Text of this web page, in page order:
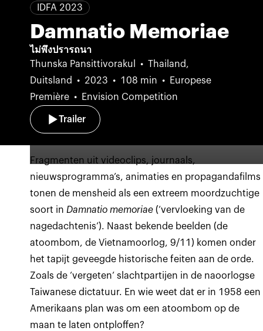
IDFA 2023
Damnatio Memoriae
ไม่พึงปรารถนา
Thunska Pansittivorakul
Thailand,
Duitsland
2023 108 min
Europese
Première
Envision Competition
Trailer
Fragmenten uit videoclips, journaals,
nieuwsprogramma’s, animaties en propagandafilms
tonen de mensheid als een extreem moordzuchtige
soort in Damnatio memoriae (‘vervloeking van de
nagedachtenis’). Naast bekende beelden (de
atoombom, de Vietnamoorlog, 9/11) komen onder
het tapijt geveegde historische feiten aan de orde.
Zoals de ‘vergeten’ slachtpartijen in de naoorlogse
Taiwanese dictatuur. En wie weet dat er in 1958 een
Amerikaans plan was om een atoombom op de
maan te laten ontploffen?